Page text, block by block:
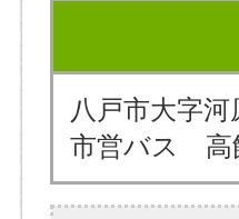
八戸市大字
市営バス 高